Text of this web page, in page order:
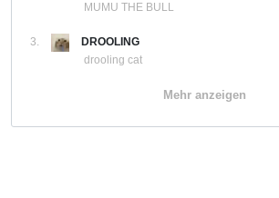
MUMU THE BULL
3.
DROOLING
drooling cat
Mehr anzeigen